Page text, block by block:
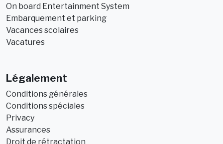
On board Entertainment System
Embarquement et parking
Vacances scolaires
Vacatures
Légalement
Conditions générales
Conditions spéciales
Privacy
Assurances
Droit de rétractation